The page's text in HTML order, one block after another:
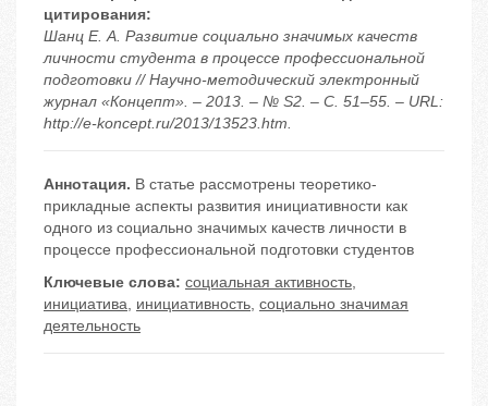
цитирования:
Шанц Е. А. Развитие социально значимых качеств
личности студента в процессе профессиональной
подготовки // Научно-методический электронный
журнал «Концепт». – 2013. – № S2. – С. 51–55. – URL:
http://e-koncept.ru/2013/13523.htm.
Аннотация. В статье рассмотрены теоретико-
прикладные аспекты развития инициативности как
одного из социально значимых качеств личности в
процессе профессиональной подготовки студентов
Ключевые слова: социальная активность,
инициатива, инициативность, социально значимая
деятельность